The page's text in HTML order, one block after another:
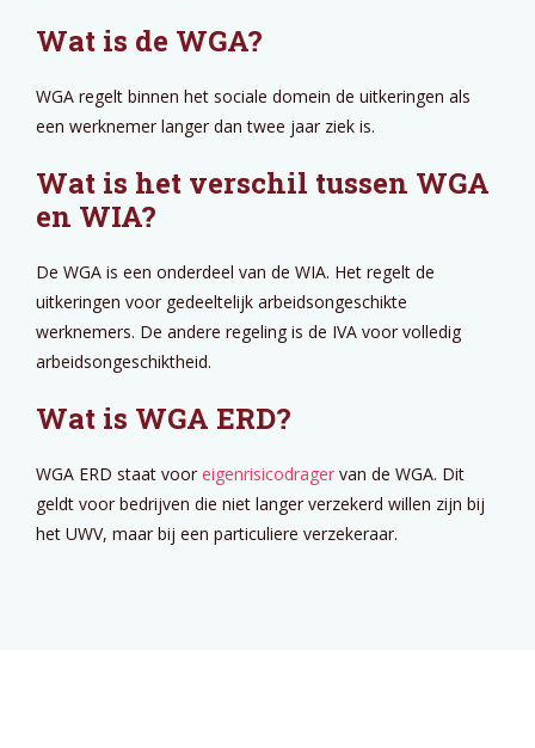
Wat is de WGA?
WGA regelt binnen het sociale domein de uitkeringen als
een werknemer langer dan twee jaar ziek is.
Wat is het verschil tussen WGA
en WIA?
De WGA is een onderdeel van de WIA. Het regelt de
uitkeringen voor gedeeltelijk arbeidsongeschikte
werknemers. De andere regeling is de IVA voor volledig
arbeidsongeschiktheid.
Wat is WGA ERD?
WGA ERD staat voor eigenrisicodrager van de WGA. Dit
geldt voor bedrijven die niet langer verzekerd willen zijn bij
het UWV, maar bij een particuliere verzekeraar.